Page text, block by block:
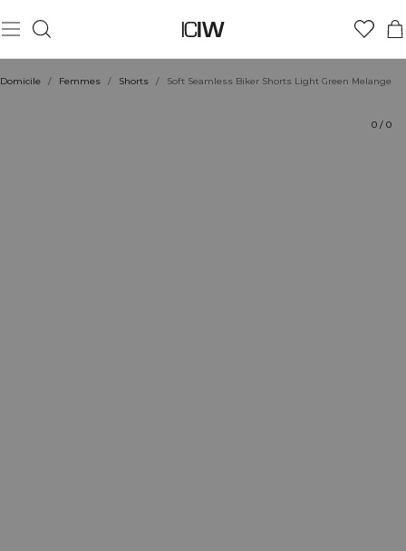
Domicile / Femmes / Shorts / Soft Seamless Biker Shorts Light Green Melange
0 / 0